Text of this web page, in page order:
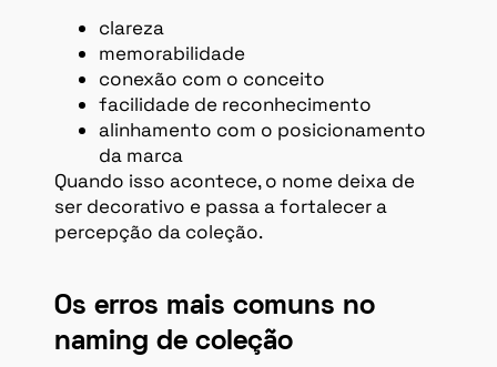
clareza
memorabilidade
conexão com o conceito
facilidade de reconhecimento
alinhamento com o posicionamento
da marca
Quando isso acontece, o nome deixa de
ser decorativo e passa a fortalecer a
percepção da coleção.
Os erros mais comuns no
naming de coleção